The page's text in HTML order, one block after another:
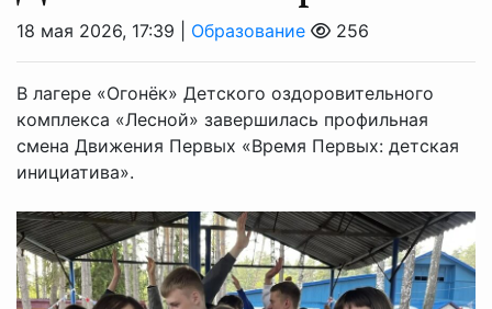
18 мая 2026, 17:39 | Образование 256
В лагере «Огонёк» Детского оздоровительного
комплекса «Лесной» завершилась профильная
смена Движения Первых «Время Первых: детская
инициатива».